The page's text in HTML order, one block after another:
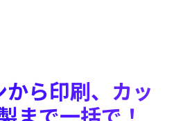
から印刷、カッ